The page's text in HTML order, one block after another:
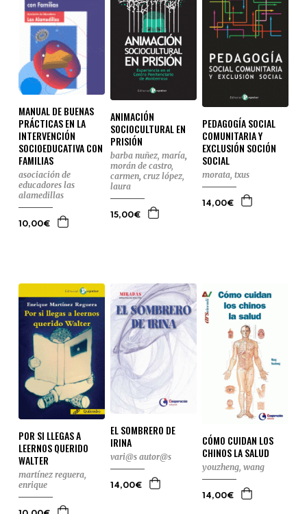
MANUAL DE BUENAS
PRÁCTICAS EN LA
INTERVENCIÓN
SOCIOEDUCATIVA CON
FAMILIAS
asociación de
educadores las
alamedillas
10,00€
ANIMACIÓN
SOCIOCULTURAL EN
PRISIÓN
barba nuñez, maría,
morán de castro,
carmen, cruz lópez,
laura
15,00€
PEDAGOGÍA SOCIAL
COMUNITARIA Y
EXCLUSIÓN SOCIÓN
SOCIAL
morata, txus
14,00€
POR SI LLEGAS A
LEERNOS QUERIDO
WALTER
martínez reguera,
enrique
EL SOMBRERO DE
IRINA
vari@s autor@s
14,00€
CÓMO CUIDAN LOS
CHINOS LA SALUD
youzheng, wang
14,00€